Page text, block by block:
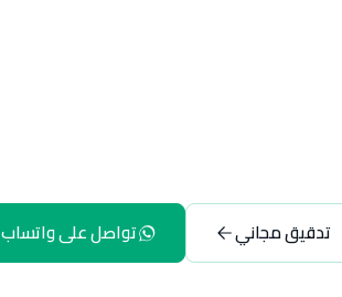
تواصل على واتساب تدقيق مجاني